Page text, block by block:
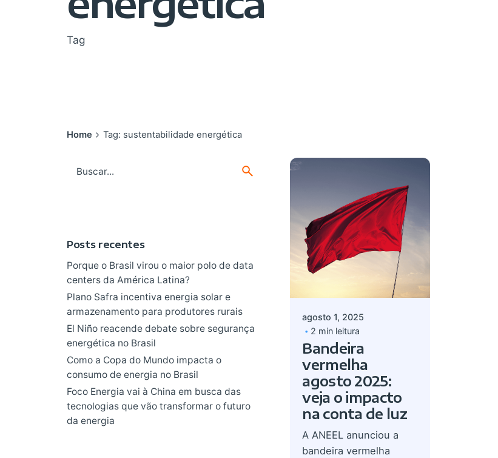
Tag
Home Tag: sustentabilidade energética
for
Posts recentes
Porque o Brasil virou o maior polo de data
centers da América Latina?
Plano Safra incentiva energia solar e
armazenamento para produtores rurais
El Niño reacende debate sobre segurança
energética no Brasil
Como a Copa do Mundo impacta o
consumo de energia no Brasil
Foco Energia vai à China em busca das
tecnologias que vão transformar o futuro
da energia
agosto 1, 2025
2 min leitura
Bandeira
vermelha
agosto 2025:
veja o impacto
na conta de luz
A ANEEL anunciou a
bandeira vermelha